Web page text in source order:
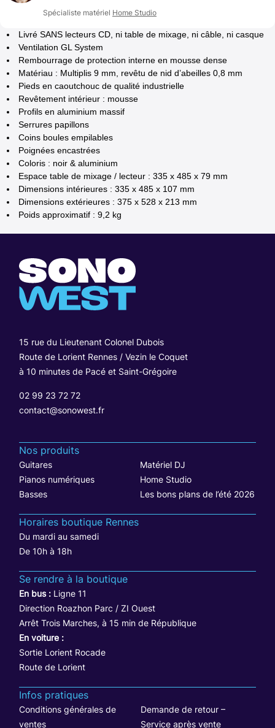
Spécialiste matériel Home Studio
Livré SANS lecteurs CD, ni table de mixage, ni câble, ni casque
Ventilation GL System
Rembourrage de protection interne en mousse dense
Matériau : Multiplis 9 mm, revêtu de nid d’abeilles 0,8 mm
Pieds en caoutchouc de qualité industrielle
Revêtement intérieur : mousse
Profils en aluminium massif
Serrures papillons
Coins boules empilables
Poignées encastrées
Coloris : noir & aluminium
Espace table de mixage / lecteur : 335 x 485 x 79 mm
Dimensions intérieures : 335 x 485 x 107 mm
Dimensions extérieures : 375 x 528 x 213 mm
Poids approximatif : 9,2 kg
15 rue du Lieutenant Colonel Dubois
Route de Lorient Rennes / Vezin le Coquet
à 10 minutes de Pacé et Saint-Grégoire
02 99 23 72 72
contact@sonowest.fr
Nos produits
Guitares
Matériel DJ
Pianos numériques
Home Studio
Basses
Les bons plans de l’été 2026
Horaires boutique Rennes
Du mardi au samedi
De 10h à 18h
Se rendre à la boutique
En bus : Ligne 11
Direction Roazhon Parc / ZI Ouest
Arrêt Trois Marches, à 15 min de République
En voiture :
Sortie Lorient Rocade
Route de Lorient
Infos pratiques
Conditions générales de
ventes
Demande de retour –
Service après vente